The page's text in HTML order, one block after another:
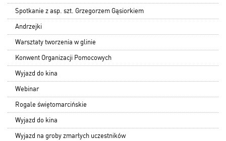
Spotkanie z asp. szt. Grzegorzem Gąsiorkiem
Andrzejki
Warsztaty tworzenia w glinie
Konwent Organizacji Pomocowych
Wyjazd do kina
Webinar
Rogale świętomarcińskie
Wyjazd do kina
Wyjazd na groby zmarłych uczestników